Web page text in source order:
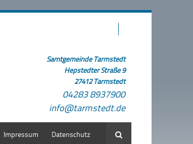
Samtgemeinde Tarmstedt
Hepstedter Straße 9
27412 Tarmstedt
04283 8937900
info@tarmstedt.de
Impressum Datenschutz Suche